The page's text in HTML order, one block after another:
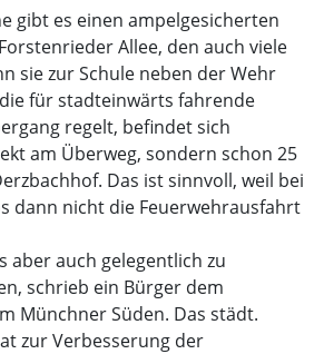
gibt es einen ampelgesicherten
Allee, den auch viele
sie zur Schule neben der Wehr
für stadteinwärts fahrende
regelt, befindet sich
am Überweg, sondern schon 25
Das ist sinnvoll, weil bei
dann nicht die Feuerwehrausfahrt
aber auch gelegentlich zu
schrieb ein Bürger dem
Münchner Süden. Das städt.
zur Verbesserung der